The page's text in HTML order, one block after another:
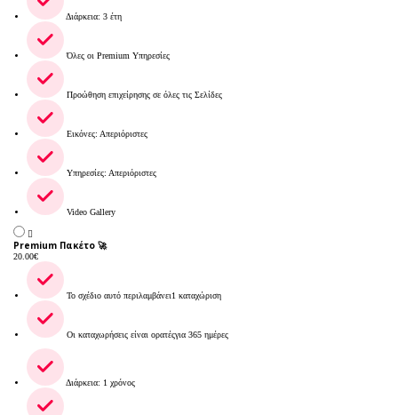
Διάρκεια: 3 έτη
Όλες οι Premium Υπηρεσίες
Προώθηση επιχείρησης σε όλες τις Σελίδες
Εικόνες: Απεριόριστες
Υπηρεσίες: Απεριόριστες
Video Gallery
Premium Πακέτο 🚀
20.00€
Το σχέδιο αυτό περιλαμβάνει1 καταχώριση
Οι καταχωρήσεις είναι ορατέςγια 365 ημέρες
Διάρκεια: 1 χρόνος